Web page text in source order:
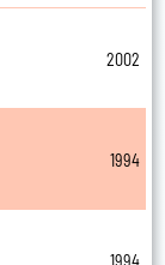
2002
1994